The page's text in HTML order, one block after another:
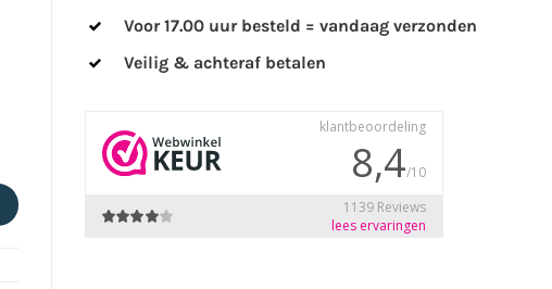
met koord - Hout - Heet hé? aantal
Voor 17.00 uur besteld = vandaag verzonden
Veilig & achteraf betalen